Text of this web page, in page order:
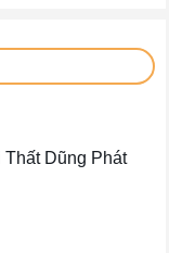
Dũng Phát